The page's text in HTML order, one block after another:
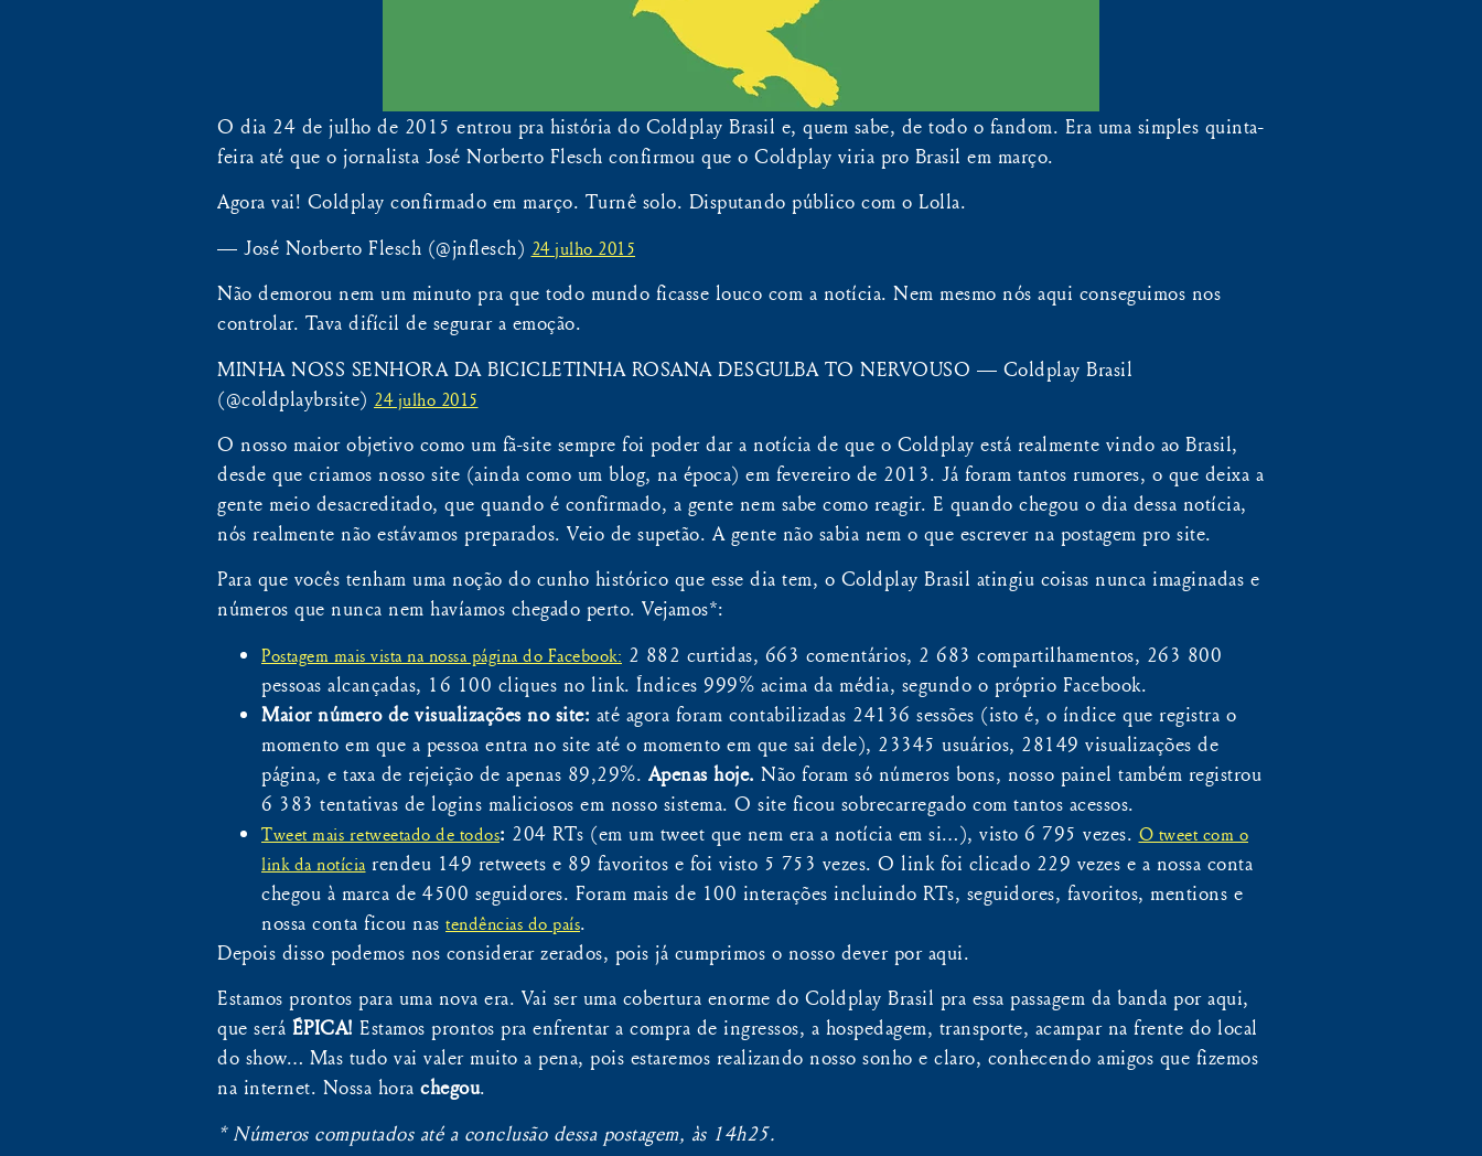
O dia 24 de julho de 2015 entrou pra história do Coldplay Brasil e, quem sabe, de todo o fandom. Era uma simples quinta-
feira até que o jornalista José Norberto Flesch confirmou que o Coldplay viria pro Brasil em março.
Agora vai! Coldplay confirmado em março. Turnê solo. Disputando público com o Lolla.
— José Norberto Flesch (@jnflesch) 24 julho 2015
Não demorou nem um minuto pra que todo mundo ficasse louco com a notícia. Nem mesmo nós aqui conseguimos nos
controlar. Tava difícil de segurar a emoção.
MINHA NOSS SENHORA DA BICICLETINHA ROSANA DESGULBA TO NERVOUSO — Coldplay Brasil
(@coldplaybrsite) 24 julho 2015
O nosso maior objetivo como um fã-site sempre foi poder dar a notícia de que o Coldplay está realmente vindo ao Brasil,
desde que criamos nosso site (ainda como um blog, na época) em fevereiro de 2013. Já foram tantos rumores, o que deixa a
gente meio desacreditado, que quando é confirmado, a gente nem sabe como reagir. E quando chegou o dia dessa notícia,
nós realmente não estávamos preparados. Veio de supetão. A gente não sabia nem o que escrever na postagem pro site.
Para que vocês tenham uma noção do cunho histórico que esse dia tem, o Coldplay Brasil atingiu coisas nunca imaginadas e
números que nunca nem havíamos chegado perto. Vejamos*:
Postagem mais vista na nossa página do Facebook: 2 882 curtidas, 663 comentários, 2 683 compartilhamentos, 263 800
pessoas alcançadas, 16 100 cliques no link. Índices 999% acima da média, segundo o próprio Facebook.
Maior número de visualizações no site: até agora foram contabilizadas 24136 sessões (isto é, o índice que registra o
momento em que a pessoa entra no site até o momento em que sai dele), 23345 usuários, 28149 visualizações de
página, e taxa de rejeição de apenas 89,29%. Apenas hoje. Não foram só números bons, nosso painel também registrou
6 383 tentativas de logins maliciosos em nosso sistema. O site ficou sobrecarregado com tantos acessos.
Tweet mais retweetado de todos: 204 RTs (em um tweet que nem era a notícia em si…), visto 6 795 vezes. O tweet com o
link da notícia rendeu 149 retweets e 89 favoritos e foi visto 5 753 vezes. O link foi clicado 229 vezes e a nossa conta
chegou à marca de 4500 seguidores. Foram mais de 100 interações incluindo RTs, seguidores, favoritos, mentions e
nossa conta ficou nas tendências do país.
Depois disso podemos nos considerar zerados, pois já cumprimos o nosso dever por aqui.
Estamos prontos para uma nova era. Vai ser uma cobertura enorme do Coldplay Brasil pra essa passagem da banda por aqui,
que será ÉPICA! Estamos prontos pra enfrentar a compra de ingressos, a hospedagem, transporte, acampar na frente do local
do show… Mas tudo vai valer muito a pena, pois estaremos realizando nosso sonho e claro, conhecendo amigos que fizemos
na internet. Nossa hora chegou.
* Números computados até a conclusão dessa postagem, às 14h25.